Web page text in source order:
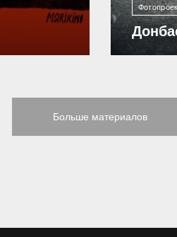
Больше материалов